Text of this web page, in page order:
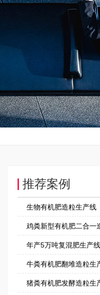
推荐案例
生物有机肥造粒生产线
鸡粪新型有机肥二合一
年产5万吨复混肥生产线
牛粪有机肥翻堆造粒生
猪粪有机肥发酵造粒生